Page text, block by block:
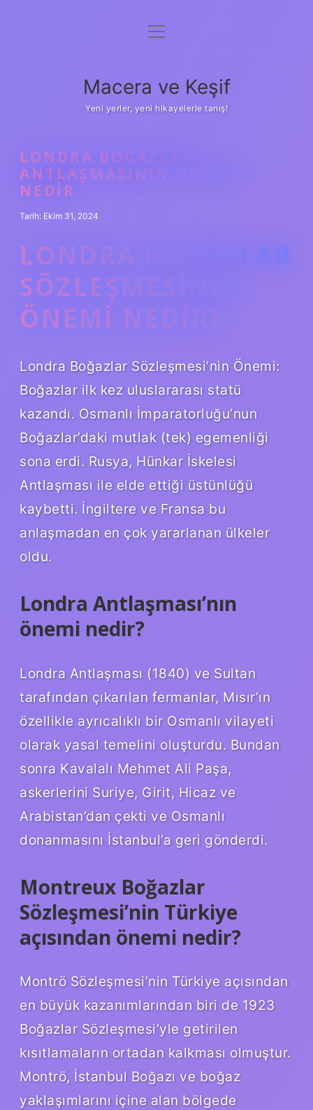
Anasayfa
Yasal Uyarı
menüyü
Macera ve Keşif
Yeni yerler, yeni hikayelerle tanış!
LONDRA BOĞAZLAR
ANTLAŞMASININ ÖNEMI
NEDIR
Tarih: Ekim 31, 2024
LONDRA BOĞAZLAR
SÖZLEŞMESININ
ÖNEMI NEDIR?
Londra Boğazlar Sözleşmesi’nin Önemi:
Boğazlar ilk kez uluslararası statü
kazandı. Osmanlı İmparatorluğu’nun
Boğazlar’daki mutlak (tek) egemenliği
sona erdi. Rusya, Hünkar İskelesi
Antlaşması ile elde ettiği üstünlüğü
kaybetti. İngiltere ve Fransa bu
anlaşmadan en çok yararlanan ülkeler
oldu.
Londra Antlaşması’nın
önemi nedir?
Londra Antlaşması (1840) ve Sultan
tarafından çıkarılan fermanlar, Mısır’ın
özellikle ayrıcalıklı bir Osmanlı vilayeti
olarak yasal temelini oluşturdu. Bundan
sonra Kavalalı Mehmet Ali Paşa,
askerlerini Suriye, Girit, Hicaz ve
Arabistan’dan çekti ve Osmanlı
donanmasını İstanbul’a geri gönderdi.
Montreux Boğazlar
Sözleşmesi’nin Türkiye
açısından önemi nedir?
Montrö Sözleşmesi’nin Türkiye açısından
en büyük kazanımlarından biri de 1923
Boğazlar Sözleşmesi’yle getirilen
kısıtlamaların ortadan kalkması olmuştur.
Montrö, İstanbul Boğazı ve boğaz
yaklaşımlarını içine alan bölgede